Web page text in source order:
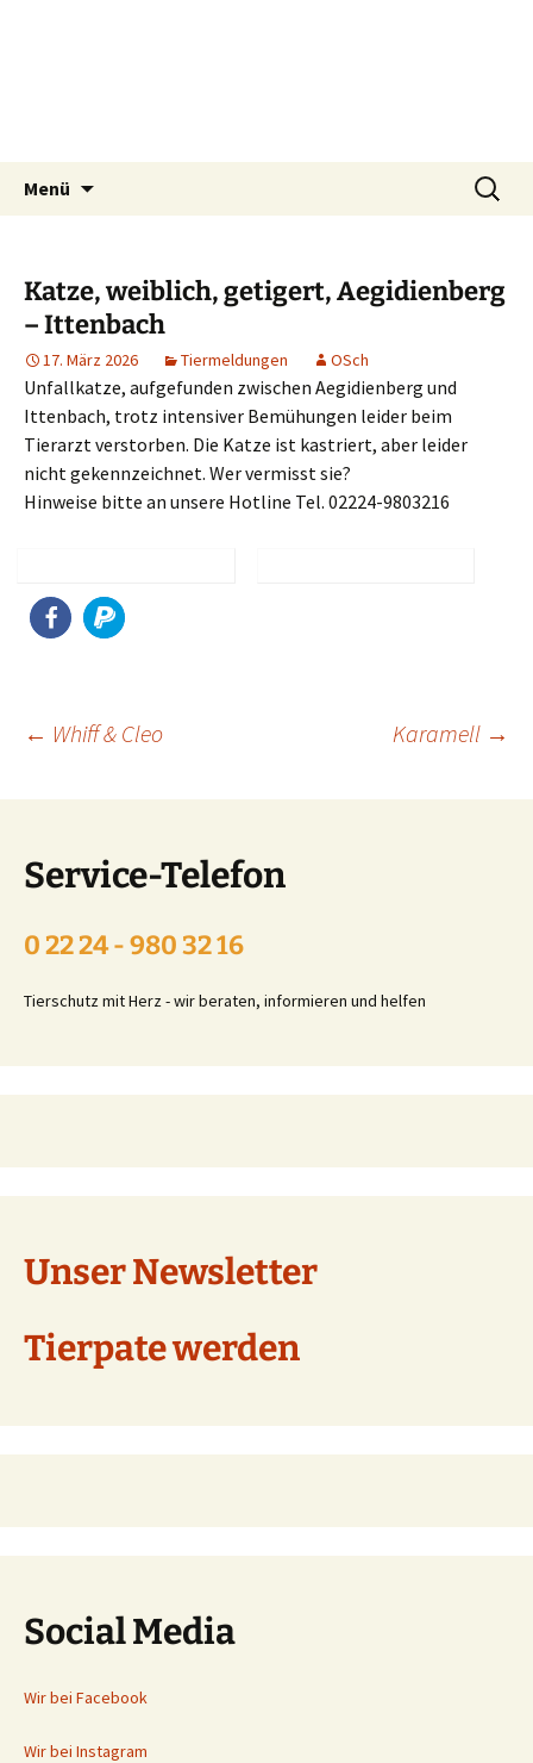
Tier Natur und Artenschutz
Siebengebirge e.V.
Tierschutzverein seit 1985 im Siebengebirge –
Orscheider Tierschutzhof
Menü
Suchen
nach:
Katze, weiblich, getigert, Aegidienberg
– Ittenbach
17. März 2026 Tiermeldungen OSch
Unfallkatze, aufgefunden zwischen Aegidienberg und
Ittenbach, trotz intensiver Bemühungen leider beim
Tierarzt verstorben. Die Katze ist kastriert, aber leider
nicht gekennzeichnet. Wer vermisst sie?
Hinweise bitte an unsere Hotline Tel. 02224-9803216
Beitragsnavigation
← Whiff & Cleo Karamell →
Service-Telefon
0 22 24 - 980 32 16
Tierschutz mit Herz - wir beraten, informieren und helfen
Unser Newsletter
Tierpate werden
Social Media
Wir bei Facebook
Wir bei Instagram